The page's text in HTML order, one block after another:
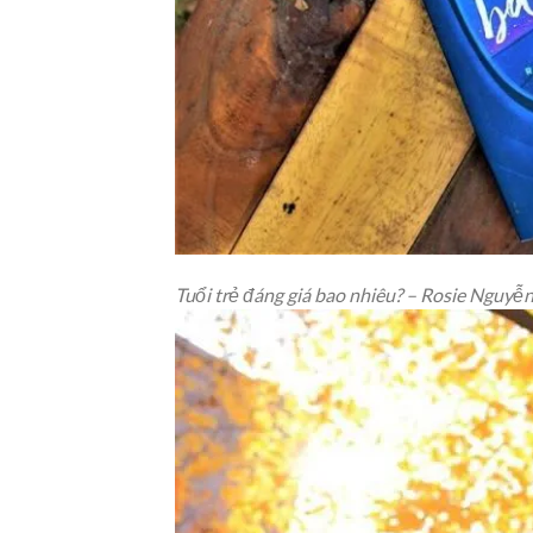
Tuổi trẻ đáng giá bao nhiêu? – Rosie Nguyễn